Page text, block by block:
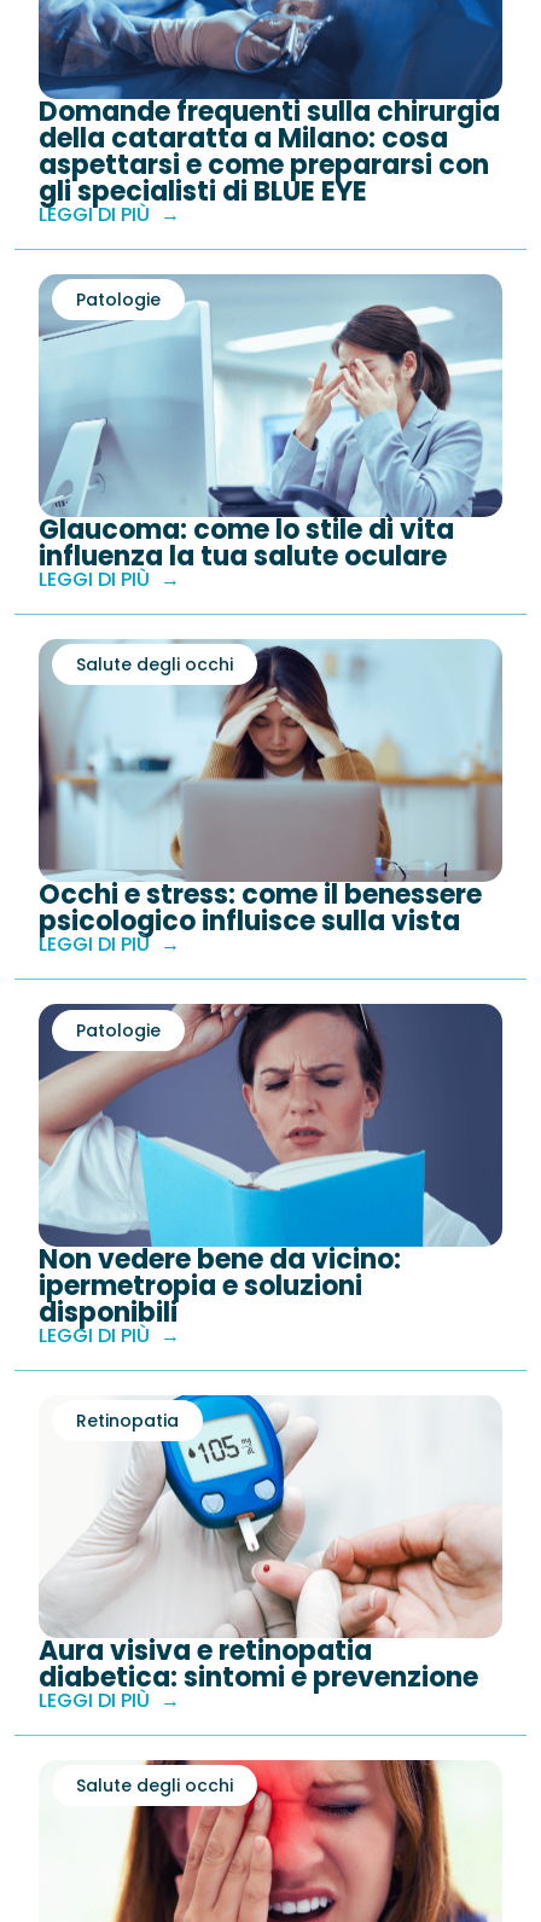
Domande frequenti sulla chirurgia
della cataratta a Milano: cosa
aspettarsi e come prepararsi con
gli specialisti di BLUE EYE
LEGGI DI PIÙ
Glaucoma: come lo stile di vita
influenza la tua salute oculare
Patologie
LEGGI DI PIÙ
Occhi e stress: come il benessere
psicologico influisce sulla vista
Salute degli occhi
LEGGI DI PIÙ
Non vedere bene da vicino:
ipermetropia e soluzioni
disponibili
Patologie
LEGGI DI PIÙ
Aura visiva e retinopatia
diabetica: sintomi e prevenzione
Retinopatia
LEGGI DI PIÙ
Salute degli occhi